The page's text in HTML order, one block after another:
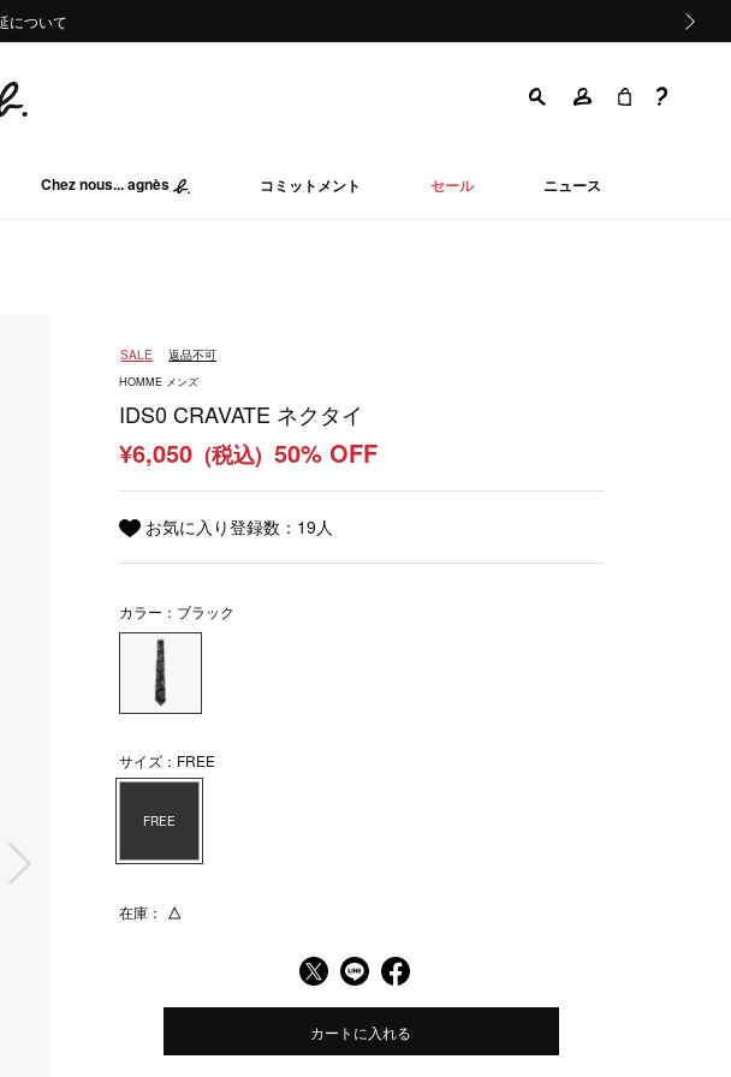
について
について
Chez nous... agnès コミットメント セール ニュース
SALE 返品不可
HOMME メンズ
IDS0 CRAVATE ネクタイ
¥6,050 (税込) 50% OFF
お気に入り登録数： 19人
カラー：ブラック
サイズ：FREE
FREE
在庫： △
カートに入れる